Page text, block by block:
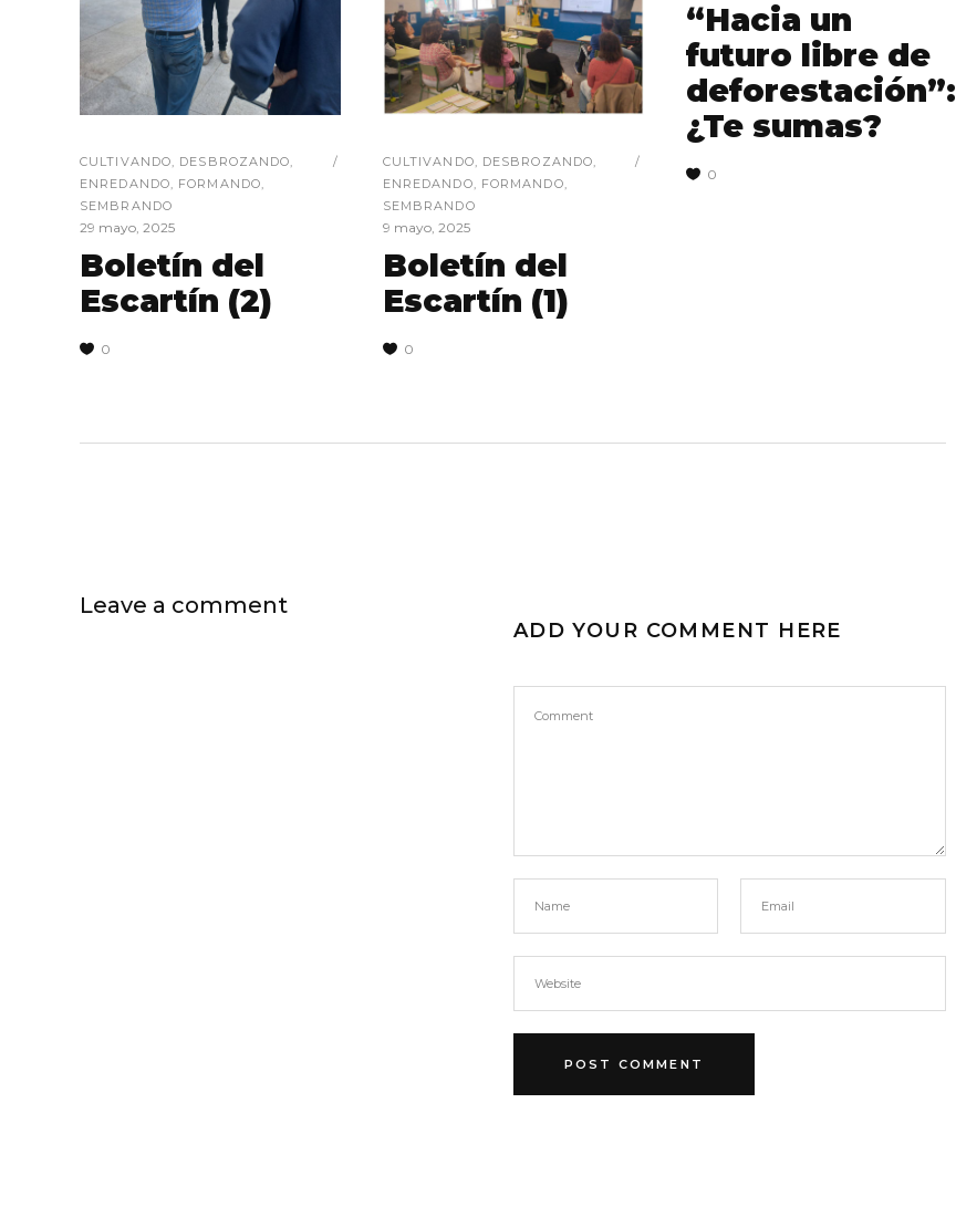
CULTIVANDO, DESBROZANDO,
ENREDANDO, FORMANDO,
SEMBRANDO
29 mayo, 2025
Boletín del
Escartín (2)
0
CULTIVANDO, DESBROZANDO,
ENREDANDO, FORMANDO,
SEMBRANDO
9 mayo, 2025
Boletín del
Escartín (1)
0
“Hacia un
futuro libre de
deforestación”:
¿Te sumas?
0
Leave a comment
ADD YOUR COMMENT HERE